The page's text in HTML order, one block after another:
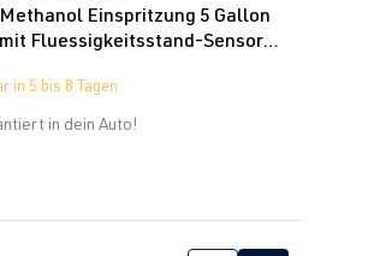
Einspritzung 5 Gallon
Fluessigkeitsstand-Sensor
in 5 bis 8 Tagen
in dein Auto!